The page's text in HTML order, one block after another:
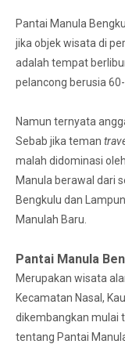
Pantai Manula
jika objek wisata di
adalah tempat
pelancong berusia
Namun ternyata
Sebab jika teman
malah didominasi
Manula berawal dari
Bengkulu dan
Manulah Baru.
Pantai Manula
Merupakan wisata
Kecamatan Nasal,
dikembangkan mulai
tentang Pantai